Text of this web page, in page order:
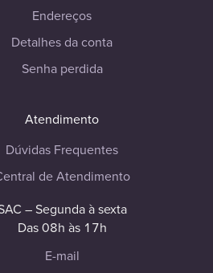
Endereços
Detalhes da conta
Senha perdida
Atendimento
Dúvidas Frequentes
de Atendimento
– Segunda à sexta
Das 08h às 17h
E-mail